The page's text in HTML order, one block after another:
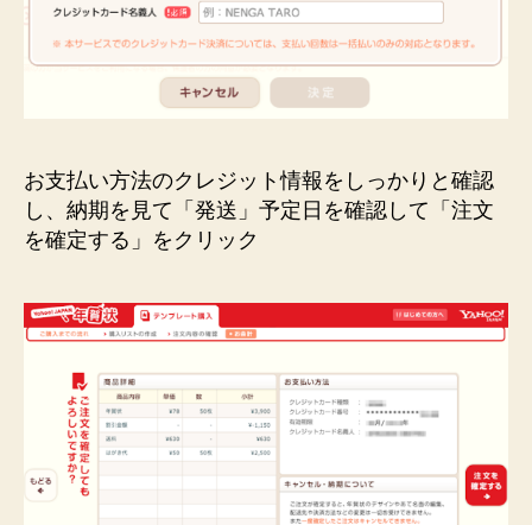
お支払い方法のクレジット情報をしっかりと確認
し、納期を見て「発送」予定日を確認して「注文
を確定する」をクリック